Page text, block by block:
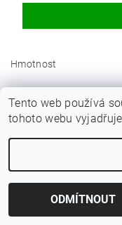
Hmotnost
Přidat komentář
Tento web používá
tohoto webu
ODMÍTNOUT